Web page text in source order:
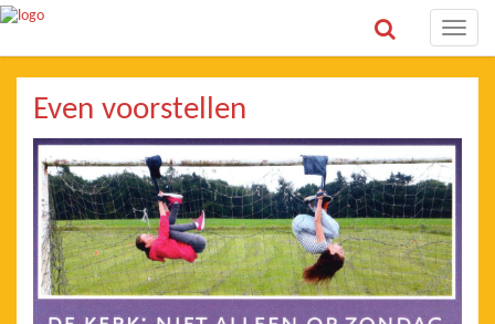
Toggle
Even voorstellen